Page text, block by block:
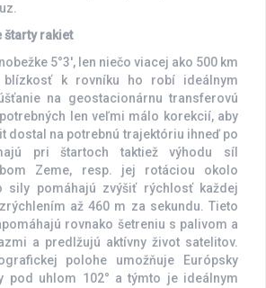
štarty rakiet
5°3′, len niečo viacej ako 500 km
blízkosť k rovníku ho robí ideálnym
na geostacionárnu transferovú
len veľmi málo korekcií, aby
dostal na potrebnú trajektóriu ihneď po
pri štartoch taktiež výhodu síl
Zeme, resp. jej rotáciou okolo
sily pomáhajú zvýšiť rýchlosť každej
až 460 m za sekundu. Tieto
rovnako šetreniu s palivom a
a predlžujú aktívny život satelitov.
polohe umožňuje Európsky
pod uhlom 102° a týmto je ideálnym